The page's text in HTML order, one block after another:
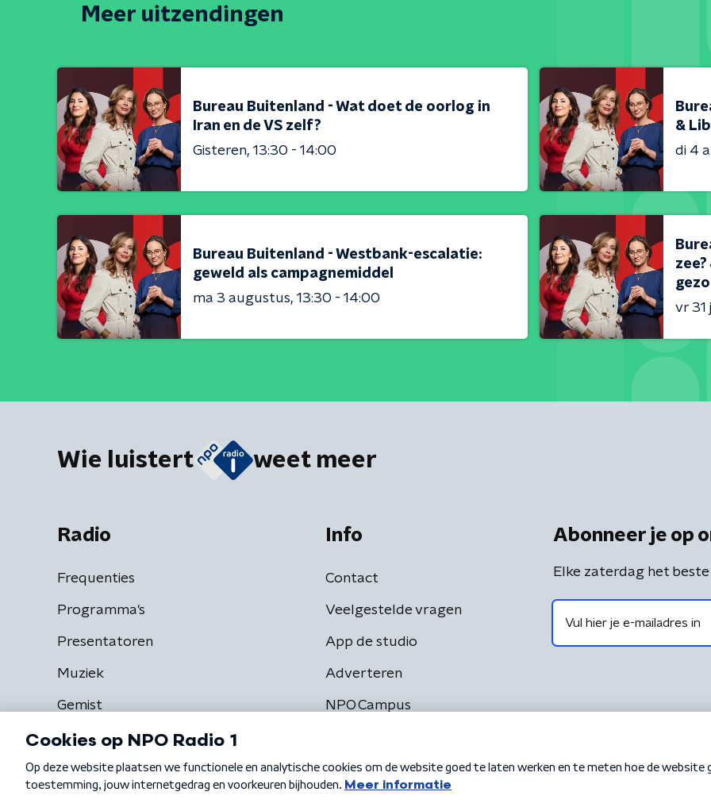
Meer uitzendingen
Bureau Buitenland - Wat doet de oorlog in
Iran en de VS zelf?
Gisteren 13:30 - 14:00
&
di 4
Bureau Buitenland - Westbank-escalatie:
geweld als campagnemiddel
ma 3 augustus 13:30 - 14:00
vr 31
Wie luistert weet meer
Radio
Frequenties
Programma's
Presentatoren
Muziek
Gemist
Info
Contact
Veelgestelde vragen
App de studio
Adverteren
NPO Campus
Abonneer je op
Elke zaterdag het beste
Algemene voorwaarden Privacybeleid